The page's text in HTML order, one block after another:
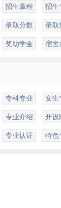
招生章程 招生
录取分数 录取
奖助学金 宿舍
专科专业 女生
专业介绍 开设
专业认证 特色